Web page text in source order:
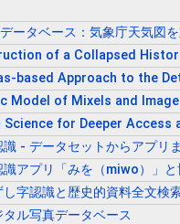
ータベース：気象庁天気図
of a Collapsed
based Approach to the
Model of Mixels and
Science for Deeper
- データセットからアプリ
アプリ「みを（miwo）」
字認識と歴史的資料全文検
ル写真データベース